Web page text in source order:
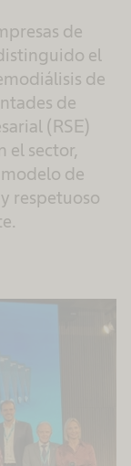
de
el
de
de
(RSE)
el sector,
de
respetuoso